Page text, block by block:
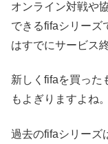
オンライン対戦や
できるfifaシリーズ
はすでにサービス
新しくfifaを買った
もよぎりますよね。
過去のfifaシリーズ